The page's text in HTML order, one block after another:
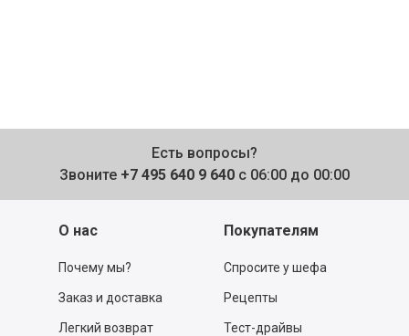
Есть вопросы?
Звоните +7 495 640 9 640 с 06:00 до 00:00
О нас
Почему мы?
Заказ и доставка
Легкий возврат
Покупателям
Спросите у шефа
Рецепты
Тест-драйвы